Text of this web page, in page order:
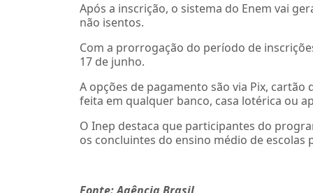
Após a inscrição, o sistema do Enem vai
não isentos.
Com a prorrogação do período de
17 de junho.
A opções de pagamento são via Pix,
feita em qualquer banco, casa lotérica ou
O Inep destaca que participantes do
os concluintes do ensino médio de